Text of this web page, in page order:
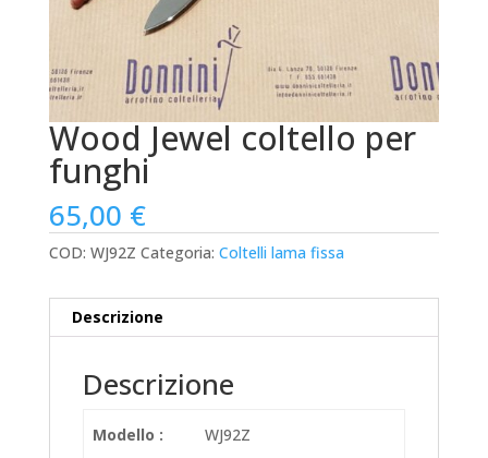
Wood Jewel coltello per
funghi
65,00 €
COD: WJ92Z Categoria: Coltelli lama fissa
Descrizione
Descrizione
Modello : WJ92Z